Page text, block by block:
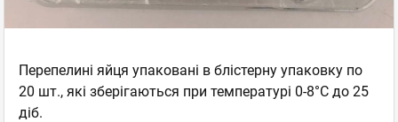
Перепелині яйця упаковані в блістерну упаковку по
20 шт., які зберігаються при температурі 0-8°С до 25
діб.